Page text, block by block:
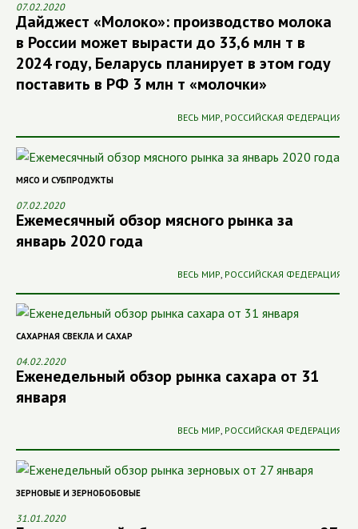
07.02.2020
Дайджест «Молоко»: производство молока
в России может вырасти до 33,6 млн т в
2024 году, Беларусь планирует в этом году
поставить в РФ 3 млн т «молочки»
ВЕСЬ МИР, РОССИЙСКАЯ ФЕДЕРАЦИЯ
МЯСО И СУБПРОДУКТЫ
07.02.2020
Ежемесячный обзор мясного рынка за
январь 2020 года
ВЕСЬ МИР РОССИЙСКАЯ ФЕДЕРАЦИЯ
САХАРНАЯ СВЕКЛА И САХАР
04.02.2020
Еженедельный обзор рынка сахара от 31
января
ВЕСЬ МИР, РОССИЙСКАЯ ФЕДЕРАЦИЯ
ЗЕРНОВЫЕ И ЗЕРНОБОБОВЫЕ
31.01.2020